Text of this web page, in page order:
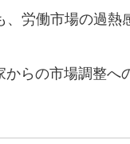
労働市場の過熱
らの市場調整へ